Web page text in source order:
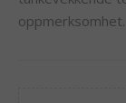
oppmerksomhet.